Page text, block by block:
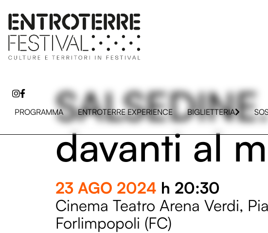
PROGRAMMA ENTROTERRE EXPERIENCE BIGLIETTERIA
davanti al
23 AGO 2024 h 20:30
Cinema Teatro Arena Verdi,
Forlimpopoli (FC)